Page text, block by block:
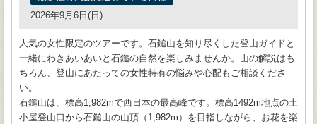
2026年9月6日(日)
人気の女性限定のツアーです。石鎚山を知り尽くした登山ガイドと
一緒にわきあいあいと石鎚の自然を楽しみませんか。山の解説はも
ちろん、登山にあたっての女性特有の悩みや心配もご相談くださ
い。
石鎚山は、標高1,982mで西日本の最高峰です。標高1492m地点の土
小屋登山口から石鎚山の山頂（1,982m）を目指しながら、お花を楽